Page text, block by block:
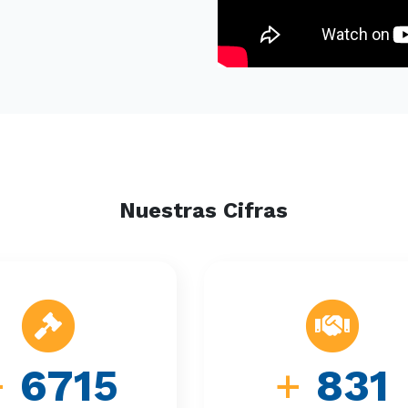
Nuestras Cifras
6715 + 831